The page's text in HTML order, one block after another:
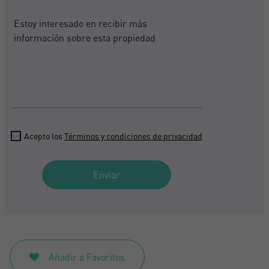
Acepto los Términos y condiciones de privacidad
Enviar
Añadir a Favoritos